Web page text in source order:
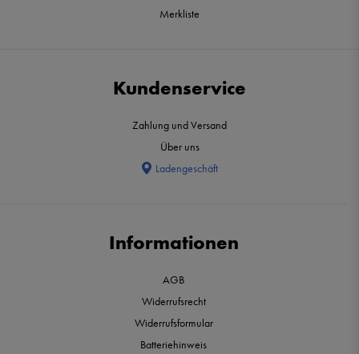
Merkliste
Kundenservice
Zahlung und Versand
Über uns
Ladengeschäft
Informationen
AGB
Widerrufsrecht
Widerrufsformular
Batteriehinweis